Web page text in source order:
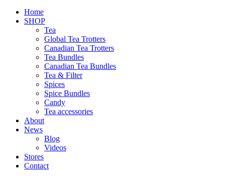
Home
SHOP
Tea
Global Tea Trotters
Canadian Tea Trotters
Tea Bundles
Canadian Tea Bundles
Tea & Filter
Spices
Spice Bundles
Candy
Tea accessories
About
News
Blog
Videos
Stores
Contact